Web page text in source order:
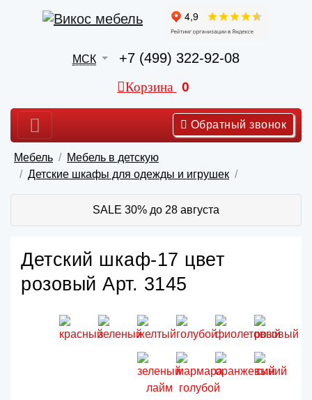
МСК +7 (499) 322-92-08
Корзина 0
Обратный звонок
Мебель
Мебель в детскую
Детские шкафы для одежды и игрушек
SALE 30% до 28 августа
Детский шкаф-17 цвет
розовый Арт. 3145